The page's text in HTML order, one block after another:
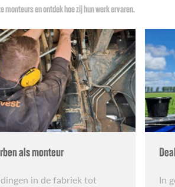
monteurs en ontdek hoe zij hun werk ervaren.
als monteur
in de fabriek tot
In